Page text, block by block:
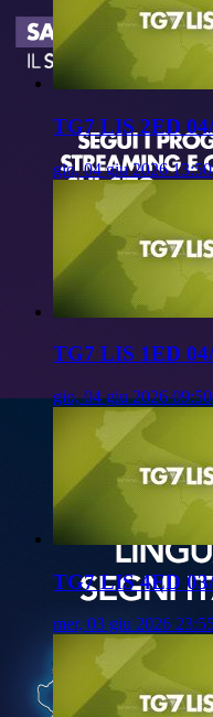
TG7 LIS 2ED
gio, 04 giu 2026 13:50
TG7 LIS 1ED
gio, 04 giu 2026 09:50
TG7 LIS 4ED
mer, 03 giu 2026